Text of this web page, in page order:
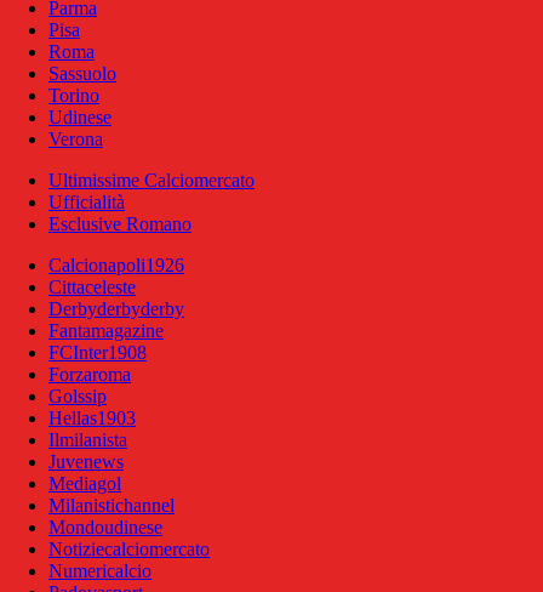
Parma
Pisa
Roma
Sassuolo
Torino
Udinese
Verona
Ultimissime Calciomercato
Ufficialità
Esclusive Romano
Calcionapoli1926
Cittaceleste
Derbyderbyderby
Fantamagazine
FCInter1908
Forzaroma
Golssip
Hellas1903
Ilmilanista
Juvenews
Mediagol
Milanistichannel
Mondoudinese
Notiziecalciomercato
Numericalcio